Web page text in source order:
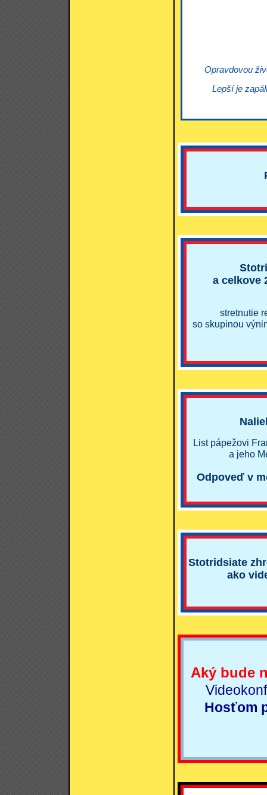
Opravdovou
Lepší je
a celkove
stretnutie
so skupinou
List pápežovi
a jeho
Odpoveď v
Stotridsiate
ako
Aký bude
Hosťom